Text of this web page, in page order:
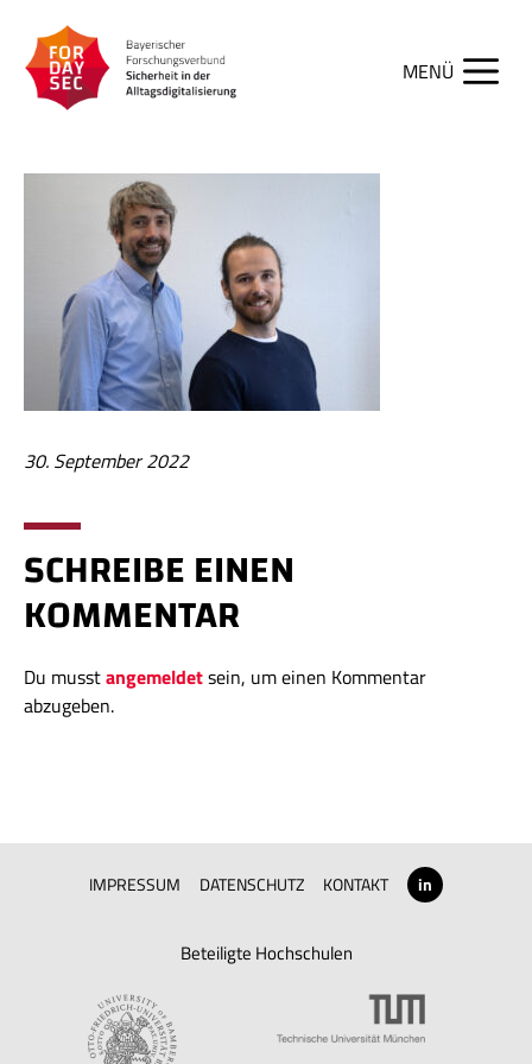
Inhalt
springen
30. September 2022
SCHREIBE EINEN
KOMMENTAR
Du musstangemeldetsein, um einen Kommentar
abzugeben.
Beteiligte Hochschulen
IMPRESSUM DATENSCHUTZ KONTAKT in